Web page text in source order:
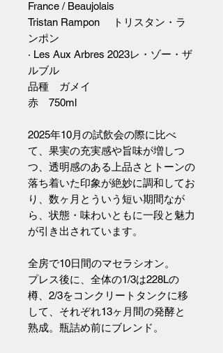
France / Beaujolais
Tristan Rampon トリスタン・ラ
ンポン
· Les Aux Arbres 2023レ・ゾー・ザ
ルブル
品種 ガメイ
赤 750ml
2025年10月の試飲会の際に比べ
て、果実の充実感や旨味が増しつ
つ、透明感のある上品さとトーンの
落ち着いた印象が絶妙に調和してお
り、数ヶ月とういう短い期間なが
ら、状態・味わいともに一段と魅力
が引き出されています。
全房で10日間のマセラシオン。
プレス後に、全体の1/3は228Lの
樽、2/3をコンクリートタンクに移
して、それぞれ13ヶ月間の発酵と
熟成。瓶詰め前にブレンド。